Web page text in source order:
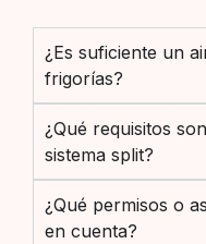
¿Es suficiente un
frigorías?
¿Qué requisitos
sistema split?
¿Qué permisos o
en cuenta?